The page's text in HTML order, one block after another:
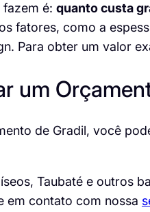
é: quanto custa
fatores, como a
Para obter um valor
um
de Gradil, você
Taubaté e outros
em contato com nossa